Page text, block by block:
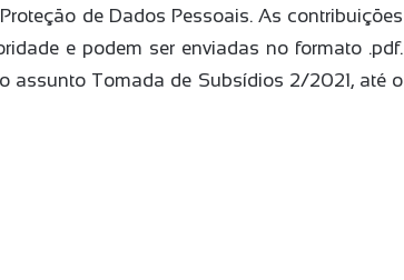
de Dados Pessoais. As contribuições
e podem ser enviadas no formato .pdf.
assunto Tomada de Subsídios 2/2021, até o